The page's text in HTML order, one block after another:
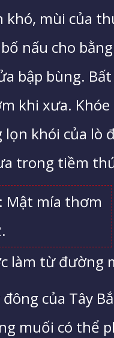
khó, mùi của
nấu cho
bập bùng.
khi xưa.
khói của lò
trong tiềm
làm từ đường
của Tây
muối có thể